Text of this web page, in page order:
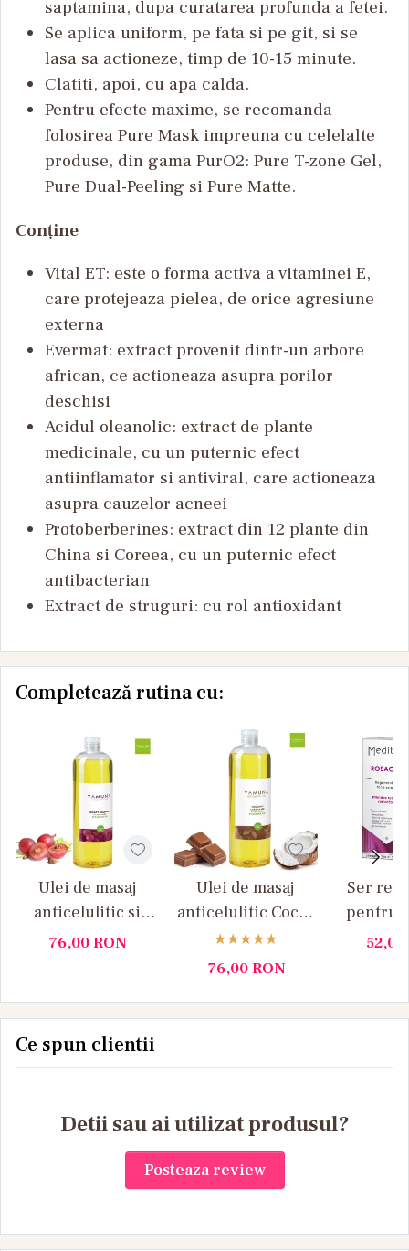
saptamina, dupa curatarea profunda a fetei.
Se aplica uniform, pe fata si pe git, si se
lasa sa actioneze, timp de 10-15 minute.
Clatiti, apoi, cu apa calda.
Pentru efecte maxime, se recomanda
folosirea Pure Mask impreuna cu celelalte
produse, din gama PurO2: Pure T-zone Gel,
Pure Dual-Peeling si Pure Matte.
Conține
Vital ET: este o forma activa a vitaminei E,
care protejeaza pielea, de orice agresiune
externa
Evermat: extract provenit dintr-un arbore
african, ce actioneaza asupra porilor
deschisi
Acidul oleanolic: extract de plante
medicinale, cu un puternic efect
antiinflamator si antiviral, care actioneaza
asupra cauzelor acneei
Protoberberines: extract din 12 plante din
China si Coreea, cu un puternic efect
antibacterian
Extract de struguri: cu rol antioxidant
Completează rutina cu:
Ulei de masaj
anticelulitic si
drenant Samburi
76,00RON
Ulei de masaj
anticelulitic Cocos
si Ciocolata
Yamuna 1L
76,00RON
Ser
pentru
52,00
Ce spun clientii
Detii sau ai utilizat produsul?
Posteaza review